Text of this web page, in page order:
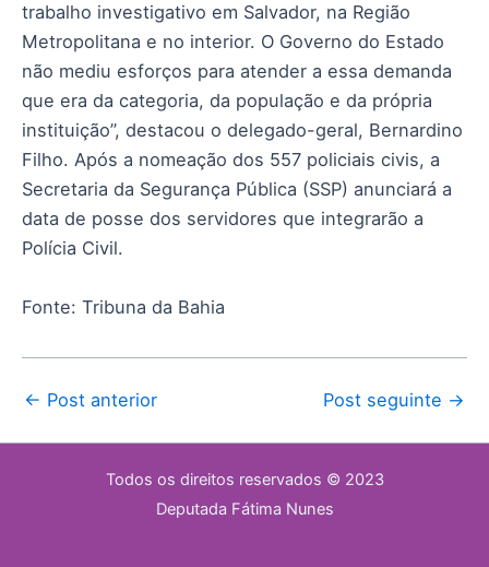
trabalho investigativo em Salvador, na Região
Metropolitana e no interior. O Governo do Estado
não mediu esforços para atender a essa demanda
que era da categoria, da população e da própria
instituição”, destacou o delegado-geral, Bernardino
Filho. Após a nomeação dos 557 policiais civis, a
Secretaria da Segurança Pública (SSP) anunciará a
data de posse dos servidores que integrarão a
Polícia Civil.
Fonte: Tribuna da Bahia
← Post anterior Post seguinte →
Todos os direitos reservados © 2023
Deputada Fátima Nunes​